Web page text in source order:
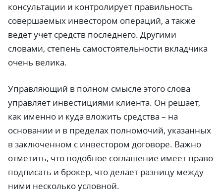
консультации и контролирует правильность
совершаемых инвестором операций, а также
ведет учет средств последнего. Другими
словами, степень самостоятельности вкладчика
очень велика.
Управляющий в полном смысле этого слова
управляет инвестициями клиента. Он решает,
как именно и куда вложить средства – на
основании и в пределах полномочий, указанных
в заключенном с инвестором договоре. Важно
отметить, что подобное соглашение имеет право
подписать и брокер, что делает разницу между
ними несколько условной.